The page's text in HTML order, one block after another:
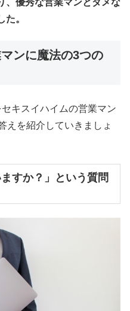
、優秀な営業マンとダメな
。
ンに魔法の3つの
キスイハイムの営業マン
えを紹介していきましょ
すか？」という質問